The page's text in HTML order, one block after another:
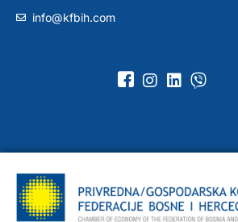
info@kfbih.com